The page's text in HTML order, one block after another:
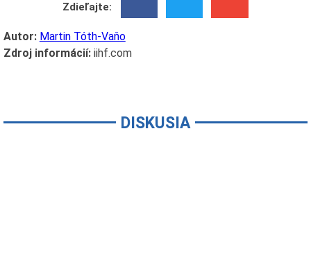
Zdieľajte:
Autor: Martin Tóth-Vaňo
Zdroj informácií:iihf.com
DISKUSIA